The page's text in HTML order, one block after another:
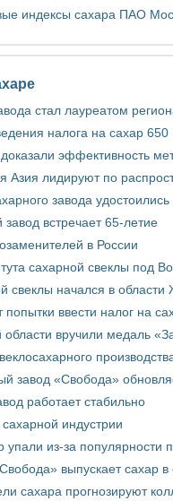
индексы сахара ПАО
стал лауреатом
налога на сахар
эффективность
лидируют по
завода удостоились
встречает 65-летие
в России
сахарной свеклы под
свеклы начался в области
ввести налог на
вручили медаль
завод «Свобода»
работает стабильно
индустрии
из-за популярности
выпускает сахар в
сахара прогнозируют